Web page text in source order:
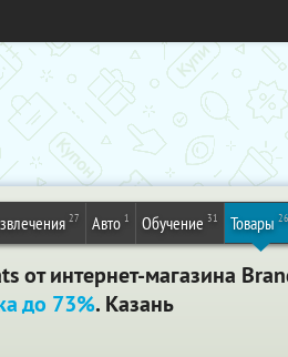
27 Авто 1 Обучение 31 Товары 26
от интернет-магазина
до 73%. Казань